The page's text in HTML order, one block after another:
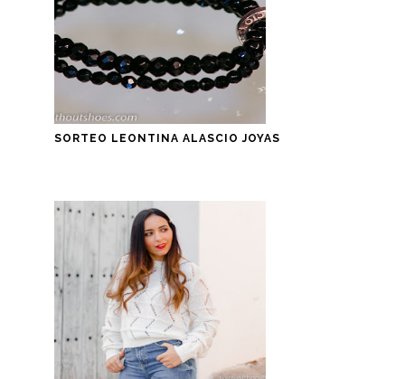
SORTEO LEONTINA ALASCIO JOYAS